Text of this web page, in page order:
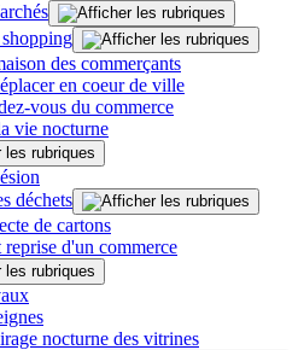
des commerçants
en coeur de ville
vous du commerce
vie nocturne
déchets
de cartons
reprise d'un commerce
nocturne des vitrines